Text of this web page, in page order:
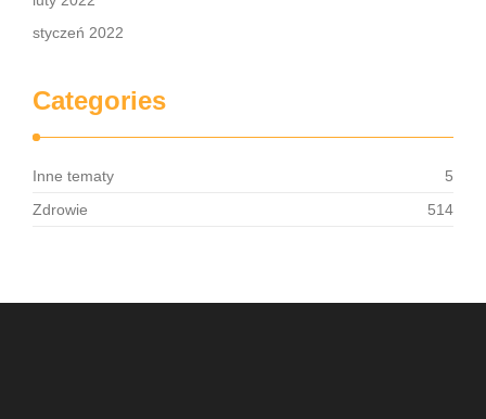
styczeń 2022
Categories
Inne tematy
5
Zdrowie
514